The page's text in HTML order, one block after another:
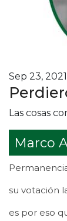
Sep 23,
Las cosas
Marco
su votación
es por eso